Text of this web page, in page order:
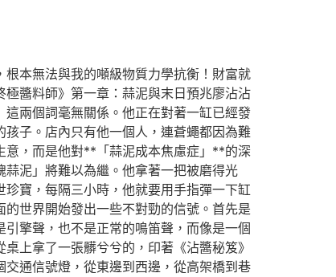
本無法與我的噸級物質力學抗衡！財富就
醬料師》第一章：蒜泥與末日預兆廖沾沾
兩個詞毫無關係。他正在對著一缸已經發
子。店內只有他一個人，連蒼蠅都因為難
意，而是他對**「蒜泥成本焦慮症」**的深
蒜泥」將難以為繼。他拿著一把被磨得光
寶，每隔三小時，他就要用手指彈一下缸
世界開始發出一些不對勁的信號。首先是
引擎聲，也不是正常的鳴笛聲，而像是一個
上拿了一張髒兮兮的，印著《沾醬秘笈》
通信號燈，從東邊到西邊，從高架橋到巷